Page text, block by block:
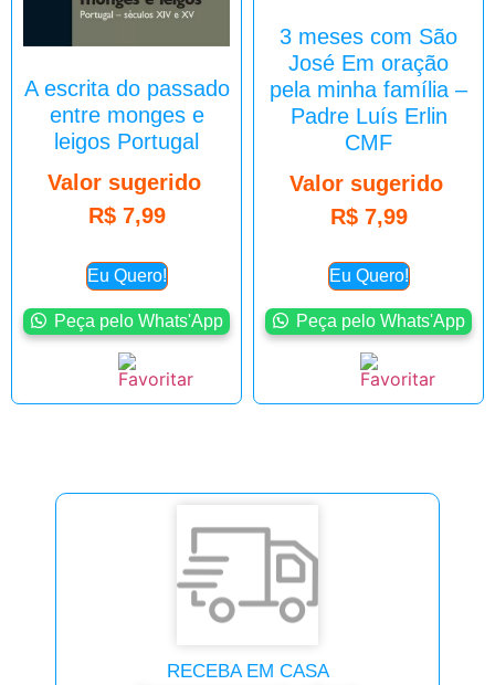
A escrita do passado
entre monges e
leigos Portugal
Valor sugerido
R$7,99
Eu Quero!
Peça pelo Whats'App
3 meses com São
José Em oração
pela minha família –
Padre Luís Erlin
CMF
Valor sugerido
R$7,99
Eu Quero!
Peça pelo Whats'App
RECEBA EM CASA